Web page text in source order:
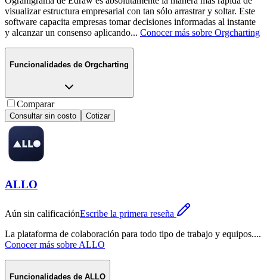
visualizar estructura empresarial con tan sólo arrastrar y soltar. Este
software capacita empresas tomar decisiones informadas al instante
y alcanzar un consenso aplicando... Conocer más sobre Orgcharting
Funcionalidades de Orgcharting
Comparar
Consultar sin costo Cotizar
ALLO
Aún sin calificaciónEscribe la primera reseña
La plataforma de colaboración para todo tipo de trabajo y equipos....
Conocer más sobre ALLO
Funcionalidades de ALLO